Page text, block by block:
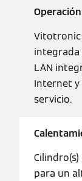
Operación
Vitotronic
integrada
LAN
Internet y
servicio.
Cilindro(s)
para un